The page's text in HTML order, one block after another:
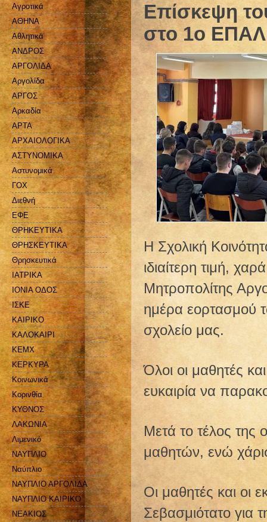
Επίσκεψη
στο 1ο
Η Σχολική
ιδιαίτερη τιμή,
Μητροπολίτης
ημέρα εορτασμού
σχολείο μας.
Όλοι οι μαθητές
ευκαιρία να
Μετά το τέλος της
μαθητών, ενώ
Οι μαθητές και οι
Σεβασμιότατο για
Αγροτικά
ΑΘΗΝΑ
Αθλητικά
ΑΝΔΡΟΣ
ΑΡΓΟΛΙΔΑ
Αργολίδα
ΑΡΓΟΣ
Αρκαδία
ΑΡΤΑ
ΑΡΧΑΙΟΛΟΓΙΚΑ
ΑΣΤΥΝΟΜΙΚΑ
Αστυνομικά
ΓΟΧ
Διεθνή
ΕΦΕ
ΘΡΗΚΕΥΤΙΚΑ
ΘΡΗΣΚΕΥΤΙΚΑ
Θρησκευτικά
ΙΑΤΡΙΚΑ
ΙΟΝΙΑ ΟΔΟΣ
ΙΣΚΕ
ΚΑΙΡΙΚΟ
ΚΑΛΟΚΑΙΡΙ
ΚΕΜΧ
ΚΕΡΚΥΡΑ
Κοινωνικά
Κορινθία
ΚΥΘΝΟΣ
ΛΑΚΩΝΙΑ
Λιμενικό
ΝΑΥΠΛΙΟ
Ναύπλιο
ΝΑΥΠΛΙΟ ΑΡΓΟΛΙΔΑ
ΝΑΥΠΛΙΟ ΚΑΙΡΙΚΟ
ΝΕΑΚΙΟΣ